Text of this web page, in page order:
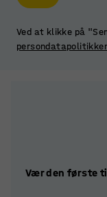
Ved at klikke på
Vær den første